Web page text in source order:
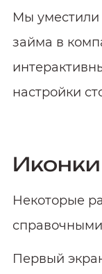
Мы уместили
займа в
настройки
Некоторые
Первый